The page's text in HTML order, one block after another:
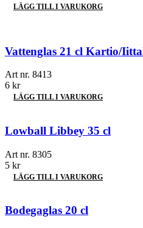
LÄGG TILL I VARUKORG
Vattenglas 21 cl Kartio/
Art nr. 8413
6 kr
LÄGG TILL I VARUKORG
Lowball Libbey 35 cl
Art nr. 8305
5 kr
LÄGG TILL I VARUKORG
Bodegaglas 20 cl